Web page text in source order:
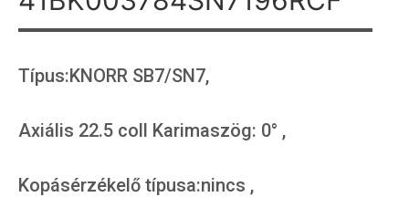
Típus:KNORR SB7/SN7,
Axiális 22.5 coll Karimaszög: 0° ,
Kopásérzékelő típusa:nincs ,